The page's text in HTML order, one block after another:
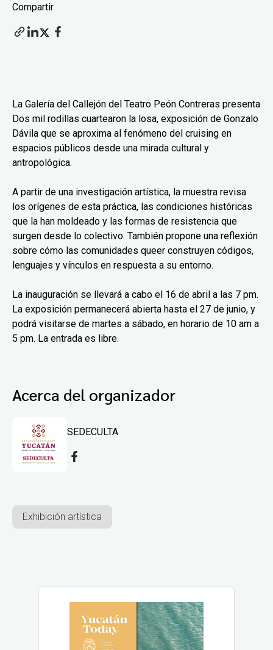
Compartir
La Galería del Callejón del Teatro Peón Contreras presenta
Dos mil rodillas cuartearon la losa, exposición de Gonzalo
Dávila que se aproxima al fenómeno del cruising en
espacios públicos desde una mirada cultural y
antropológica.
A partir de una investigación artística, la muestra revisa
los orígenes de esta práctica, las condiciones históricas
que la han moldeado y las formas de resistencia que
surgen desde lo colectivo. También propone una reflexión
sobre cómo las comunidades queer construyen códigos,
lenguajes y vínculos en respuesta a su entorno.
La inauguración se llevará a cabo el 16 de abril a las 7 pm.
La exposición permanecerá abierta hasta el 27 de junio, y
podrá visitarse de martes a sábado, en horario de 10 am a
5 pm. La entrada es libre.
Acerca del organizador
SEDECULTA
Exhibición artística